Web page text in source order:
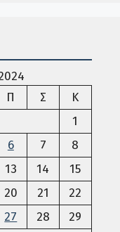
Π Παρασκευή
ΣΣάββατο
Κ
1
6 7
8
13 14
15
20 21
22
27 28
29